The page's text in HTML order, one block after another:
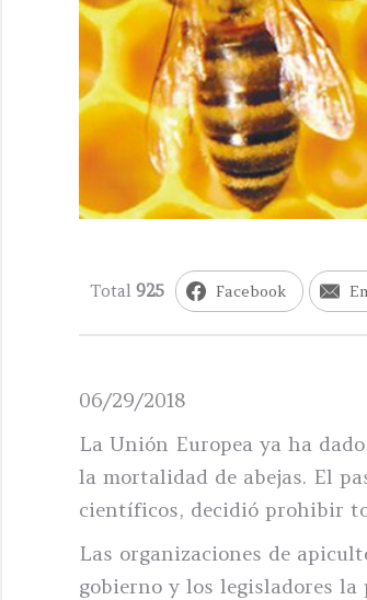
Total 925 Facebook
06/29/2018
La Unión Europea ya ha
la mortalidad de abejas. El
científicos, decidió prohibir
Las organizaciones de
gobierno y los legisladores